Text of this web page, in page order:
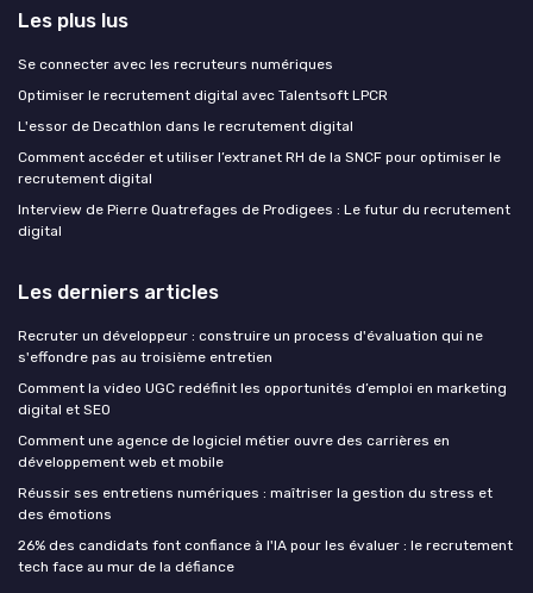
Les plus lus
Se connecter avec les recruteurs numériques
Optimiser le recrutement digital avec Talentsoft LPCR
L'essor de Decathlon dans le recrutement digital
Comment accéder et utiliser l’extranet RH de la SNCF pour optimiser le
recrutement digital
Interview de Pierre Quatrefages de Prodigees : Le futur du recrutement
digital
Les derniers articles
Recruter un développeur : construire un process d'évaluation qui ne
s'effondre pas au troisième entretien
Comment la video UGC redéfinit les opportunités d’emploi en marketing
digital et SEO
Comment une agence de logiciel métier ouvre des carrières en
développement web et mobile
Réussir ses entretiens numériques : maîtriser la gestion du stress et
des émotions
26% des candidats font confiance à l'IA pour les évaluer : le recrutement
tech face au mur de la défiance